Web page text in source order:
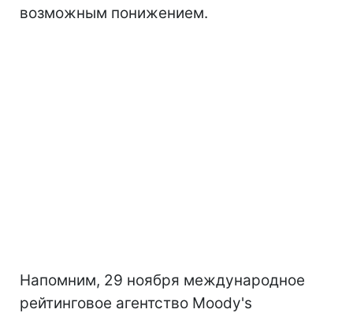
возможным понижением.
Напомним, 29 ноября международное
рейтинговое агентство Moody's